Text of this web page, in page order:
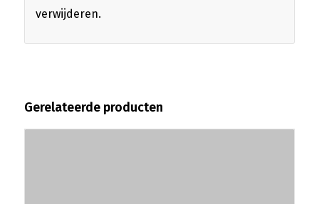
verwijderen.
Gerelateerde producten